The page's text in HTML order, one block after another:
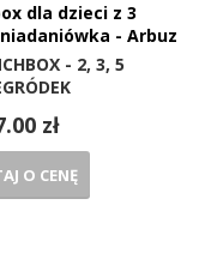
dla dzieci z 3
- Arbuz
- 2, 3, 5
zł
O CENĘ